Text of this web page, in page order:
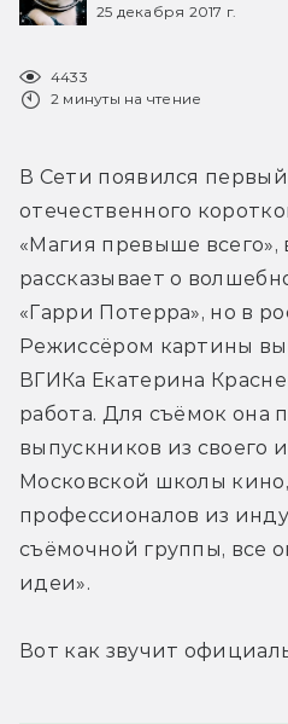
25 декабря 2017 г.
4433
2 минуты на чтение
В Сети появился
отечественного
«Магия превыше всего»,
рассказывает о
«Гарри Потерра», но в
Режиссёром картины
ВГИКа Екатерина
работа. Для съёмок она
выпускников из своего
Московской школы
профессионалов из
съёмочной группы, все
идеи».
Вот как звучит